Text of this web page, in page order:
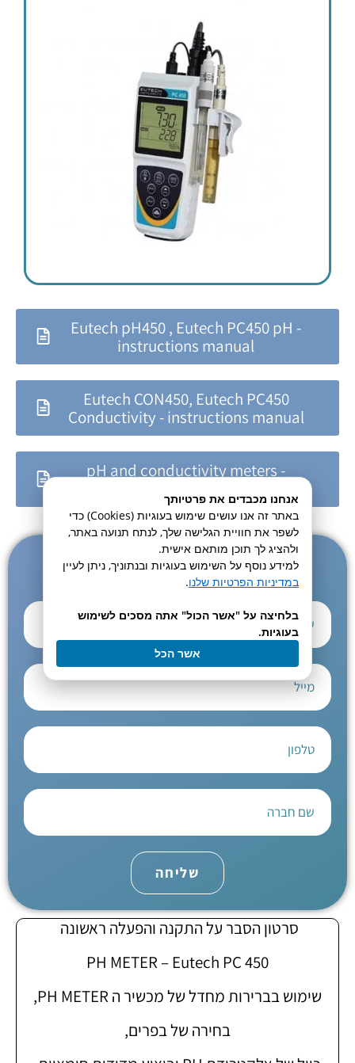
Eutech pH450 , Eutech PC450 pH -
instructions manual
Eutech CON450, Eutech PC450
Conductivity - instructions manual
pH and conductivity meters -
לקבלת ייעוץ והדרכה בתפעול מכשירי PH ומוליכות
השאירו כאן את הפרטים ואנו נחזור אליכם במהירה:
שליחה
סרטון הסבר על התקנה והפעלה ראשונה
PH METER – Eutech PC 450
שימוש בברירות מחדל של מכשיר ה PH METER,
בחירה של בפרים,
אנחנו מכבדים את פרטיותך
באתר זה אנו עושים שימוש בעוגיות (Cookies) כדי
לשפר את חוויית הגלישה שלך, לנתח תנועה באתר,
ולהציג לך תוכן מותאם אישית.
למידע נוסף על השימוש בעוגיות ובנתוניך, ניתן לעיין
במדיניות הפרטיות שלנו.
בלחיצה על "אשר הכול" אתה מסכים לשימוש
בעוגיות.
אשר הכל